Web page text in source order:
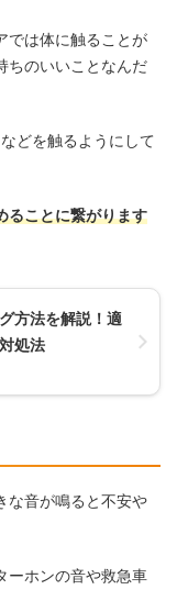
では体に触ることが
ちのいいことなんだ
どを触るようにして
ることに繋がります
方法を解説！適
処法
な音が鳴ると不安や
ーホンの音や救急車